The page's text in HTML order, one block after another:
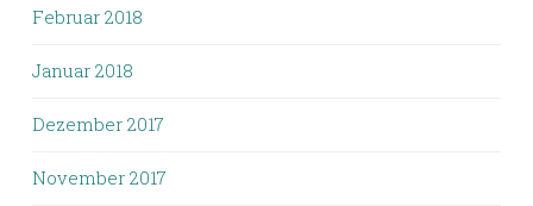
Februar 2018
Januar 2018
Dezember 2017
November 2017